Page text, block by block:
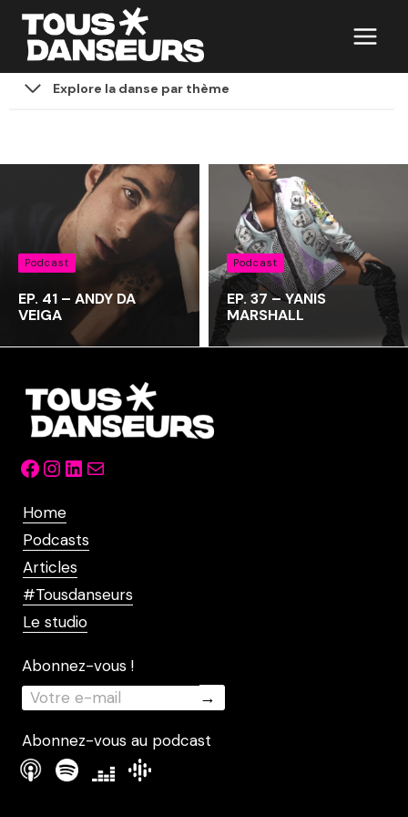
Aller
contenu
Explore la danse par thème
Podcast
EP. 41 – ANDY DA
VEIGA
Podcast
EP. 37 – YANIS
MARSHALL
Facebook
Instagram
LinkedIn
Mail
Home
Podcasts
Articles
#Tousdanseurs
Le studio
Abonnez-vous !
Abonnez-vous au podcast